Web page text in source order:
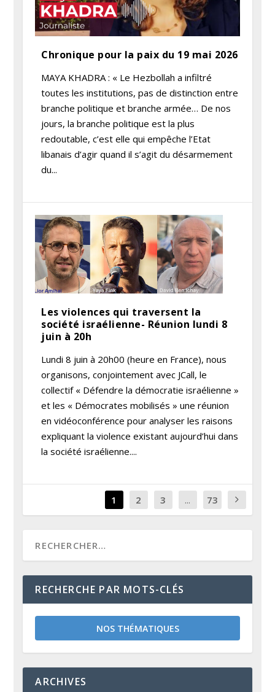
Chronique pour la paix du 19 mai 2026
MAYA KHADRA : « Le Hezbollah a infiltré
toutes les institutions, pas de distinction entre
branche politique et branche armée… De nos
jours, la branche politique est la plus
redoutable, c’est elle qui empêche l’Etat
libanais d’agir quand il s’agit du désarmement
du...
Les violences qui traversent la
société israélienne- Réunion lundi 8
juin à 20h
Lundi 8 juin à 20h00 (heure en France), nous
organisons, conjointement avec JCall, le
collectif « Défendre la démocratie israélienne »
et les « Démocrates mobilisés » une réunion
en vidéoconférence pour analyser les raisons
expliquant la violence existant aujourd’hui dans
la société israélienne....
1 2 3 ... 73
RECHERCHE PAR MOTS-CLÉS
NOS THÉMATIQUES
ARCHIVES